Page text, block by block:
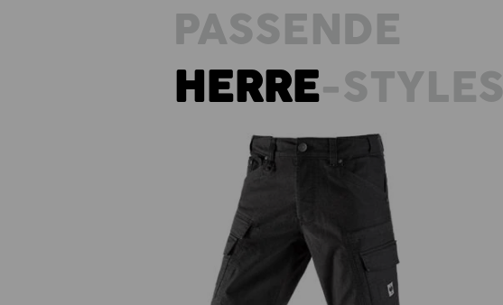
PASSENDE
HERRE-STYLES
Cargoshorts e.s.vintage